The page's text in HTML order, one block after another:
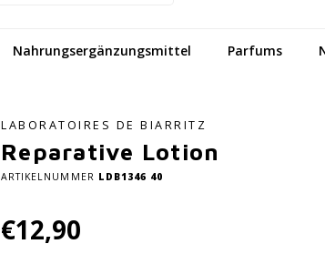
Nahrungsergänzungsmittel Parfums
LABORATOIRES DE BIARRITZ
Reparative Lotion
ARTIKELNUMMER LDB1346 40
€12,90